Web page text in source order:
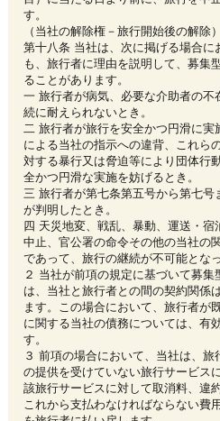
す。
（当社の解除権－旅行開始後の解除）
第十八条 当社は、次に掲げる場合
も、旅行者に理由を説明して、募集
ることがあります。
一 旅行者が病気、必要な介助者の
続に耐えられないとき。
二 旅行者が旅行を安全かつ円滑に
による当社の指示への違背、これら
対する暴行又は脅迫等により団体行
全かつ円滑な実施を妨げるとき。
三 旅行者が第七条第五号から第七号
が判明したとき。
四 天災地変、戦乱、暴動、運送・
中止、官公署の命令その他の当社の
であって、旅行の継続が不可能となっ
２ 当社が前項の規定に基づいて募
は、当社と旅行者との間の契約関係
ます。この場合において、旅行者が
に関する当社の債務については、有
す。
３ 前項の場合において、当社は、
の提供を受けていない旅行サービス
該旅行サービスに対して取消料、違
これから支払わなければならない費